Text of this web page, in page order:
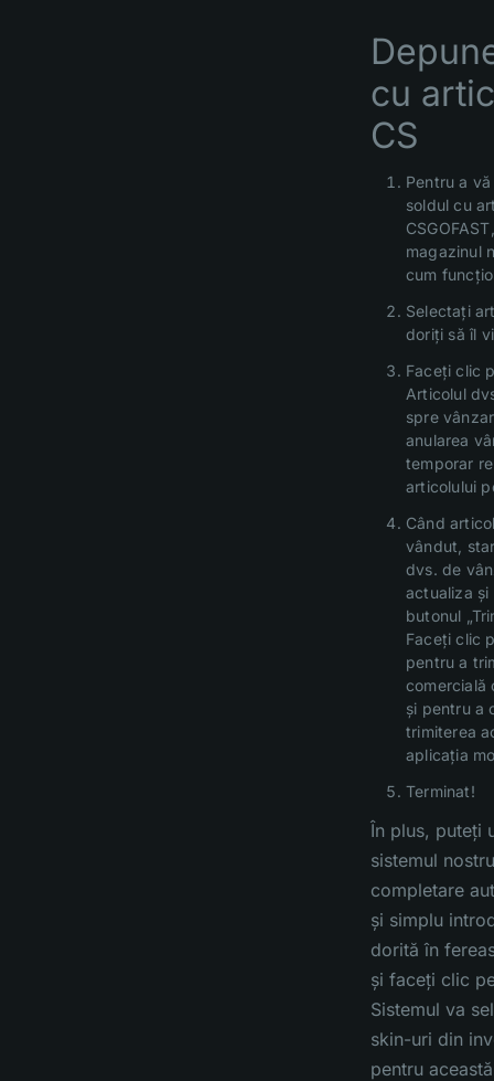
cu
CS
Pentru a
soldul cu
magazinul
cum
Selectați
doriți să îl
Faceți clic
Articolul
spre
anularea
temporar
articolului
Când
vândut,
dvs. de
actualiza și
butonul
Faceți clic
pentru a
comercială
și pentru a
trimiterea
aplicația
Terminat!
În plus, puteți
sistemul
completare
și simplu
dorită în
și faceți clic
Sistemul va
skin-uri din
pentru